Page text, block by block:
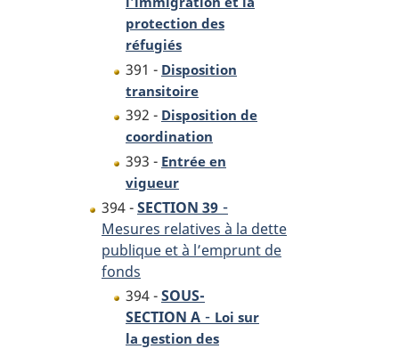
protection des
réfugiés
391 - Disposition
transitoire
392 - Disposition de
coordination
393 - Entrée en
vigueur
394 -SECTION 39 -
Mesures relatives à la dette
publique et à l’emprunt de
fonds
394 -SOUS-
SECTION A - Loi sur
la gestion des